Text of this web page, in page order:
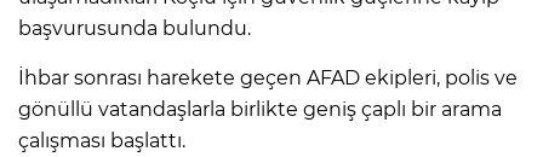
başvurusunda bulundu.
İhbar sonrası harekete geçen AFAD ekipleri, polis ve
gönüllü vatandaşlarla birlikte geniş çaplı bir arama
çalışması başlattı.